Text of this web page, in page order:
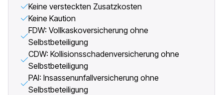
Keine versteckten Zusatzkosten
Keine Kaution
FDW: Vollkaskoversicherung ohne
Selbstbeteiligung
CDW: Kollisionsschadenversicherung ohne
Selbstbeteiligung
PAI: Insassenunfallversicherung ohne
Selbstbeteiligung